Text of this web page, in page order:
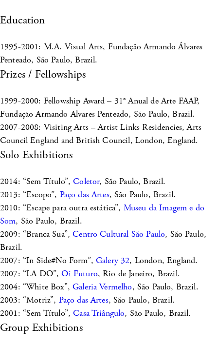
Education
1995-2001: M.A. Visual Arts, Fundação Armando Álvares
Penteado, São Paulo, Brazil.
Prizes / Fellowships
1999-2000: Fellowship Award – 31° Anual de Arte FAAP,
Fundação Armando Alvares Penteado, São Paulo, Brazil.
2007-2008: Visiting Arts – Artist Links Residencies, Arts
Council England and British Council, London, England.
Solo Exhibitions
2014: “Sem Título”,Coletor, São Paulo, Brazil.
2013: “Escopo”, Paço das Artes, São Paulo, Brazil.
2010: “Escape para outra estática”, Museu da Imagem e do
Som, São Paulo, Brazil.
2009: “Branca Sua”,Centro Cultural São Paulo, São Paulo,
Brazil.
2007: “In Side#No Form”,Galery 32, London, England.
2007: “LA DO”,Oi Futuro, Rio de Janeiro, Brazil.
2004: “White Box”,Galeria Vermelho, São Paulo, Brazil.
2003: “Motriz”, Paço das Artes, São Paulo, Brazil.
2001: “Sem Título”,Casa Triângulo, São Paulo, Brazil.
Group Exhibitions